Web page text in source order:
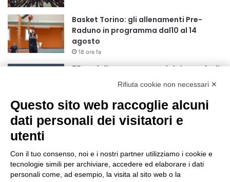
Basket Torino: gli allenamenti Pre-
Raduno in programma dal10 al 14
agosto
18 ore fa
75 anni di INFN. La comunità, la storia, il
futuro della ricerca in fisica
18 ore fa
Stop alla linea Torino-Bardonecchia
Grande partecipazione alla Festa della
Madonna della Neve al Rifugio Ciao
Rifiuta cookie non necessari ✕
Questo sito web raccoglie alcuni
dati personali dei visitatori e
utenti
Con il tuo consenso, noi e i nostri partner utilizziamo i cookie e
tecnologie simili per archiviare, accedere ed elaborare i dati
personali come, ad esempio, la visita al sito web o la